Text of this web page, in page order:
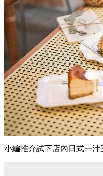
小編推介試下店內日式一